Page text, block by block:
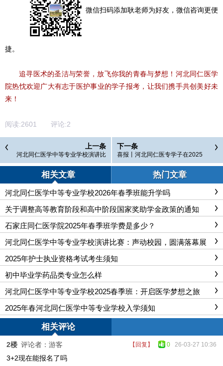
微信扫码添加耿老师为好友，微信咨询更便
捷。
追寻医术的圣洁与荣誉，放飞你我的青春与梦想！ 河北同仁医学
院热忱欢迎广大有志于医护事业的学子报考，让我们携手共创美好未
来！
阅读:2601 评论:2
上一条
河北同仁医学中等专业学校演讲比
下一条
喜报丨河北同仁医专学子在2025
(中职)护理技能赛项荣获省级三等奖
相关文章 热门文章
河北同仁医学中等专业学校2026年春季班能升学吗
关于调整高等教育阶段和高中阶段国家奖助学金政策的通知
石家庄同仁医学院2025年春季班学费是多少？
河北同仁医学中等专业学校演讲比赛：声动校园，圆满落幕展
风采
2025年护士执业资格考试考生须知
初中毕业学药品类专业怎么样
河北同仁医学中等专业学校2025春季班：开启医学梦想之旅
2025年春河北同仁医学中等专业学校入学须知
相关评论
【回复】 0 26-03-27 10:36
2楼 评论者：游客
3+2现在能报名了吗